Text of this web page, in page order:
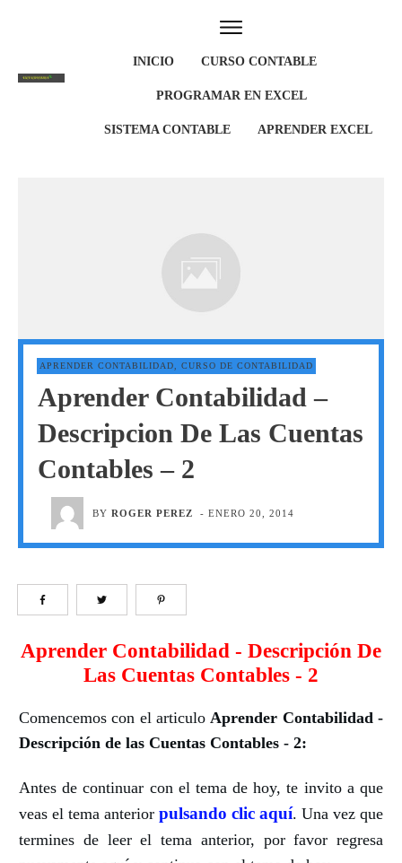
INICIO CURSO CONTABLE
PROGRAMAR EN EXCEL
SISTEMA CONTABLE APRENDER EXCEL
APRENDER CONTABILIDAD CURSO DE CONTABILIDAD
Aprender Contabilidad –
Descripcion De Las Cuentas
Contables – 2
BYROGER PEREZ -ENERO 20, 2014
Aprender Contabilidad - Descripción De
Las Cuentas Contables - 2
Comencemos con el articuloAprender Contabilidad -
Descripción de las Cuentas Contables - 2:
Antes de continuar con el tema de hoy, te invito a que
veas el tema anterior pulsando clic aquí. Una vez que
termines de leer el tema anterior, por favor regresa